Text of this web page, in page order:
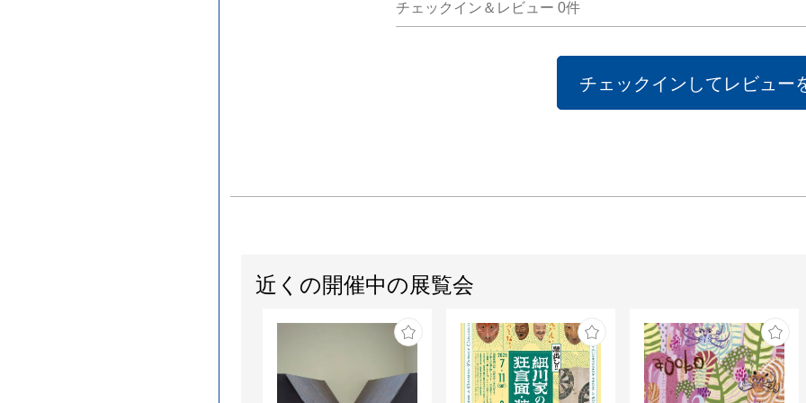
チェックイン＆レビュー 0件
チェックインしてレビュー
近くの開催中の展覧会